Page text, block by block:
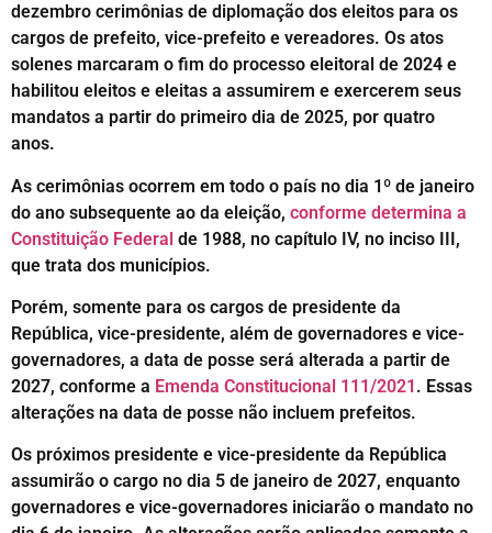
dezembro cerimônias de diplomação dos eleitos para os
cargos de prefeito, vice-prefeito e vereadores. Os atos
solenes marcaram o fim do processo eleitoral de 2024 e
habilitou eleitos e eleitas a assumirem e exercerem seus
mandatos a partir do primeiro dia de 2025, por quatro
anos.
As cerimônias ocorrem em todo o país no dia 1º de janeiro
do ano subsequente ao da eleição, conforme determina a
Constituição Federal de 1988, no capítulo IV, no inciso III,
que trata dos municípios.
Porém, somente para os cargos de presidente da
República, vice-presidente, além de governadores e vice-
governadores, a data de posse será alterada a partir de
2027, conforme a Emenda Constitucional 111/2021. Essas
alterações na data de posse não incluem prefeitos.
Os próximos presidente e vice-presidente da República
assumirão o cargo no dia 5 de janeiro de 2027, enquanto
governadores e vice-governadores iniciarão o mandato no